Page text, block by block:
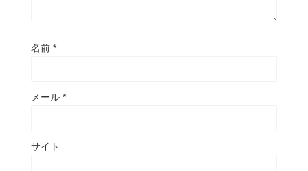
名前 *
メール *
サイト